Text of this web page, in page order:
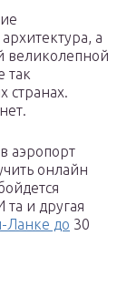
а
великолепной
так
странах.
аэропорт
онлайн
та и другая
до 30